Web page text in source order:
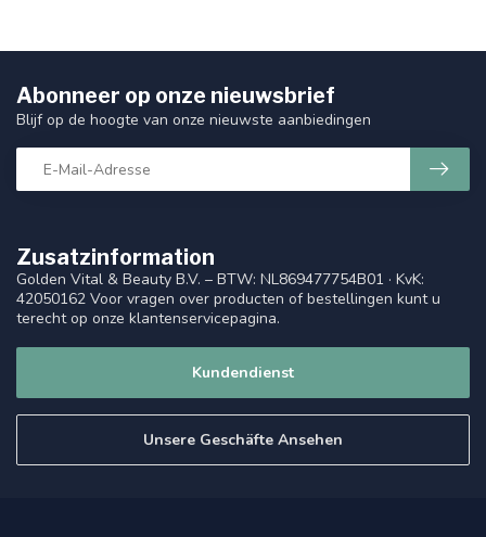
Zusatzinformation
Golden Vital & Beauty B.V. – BTW: NL869477754B01 · KvK:
42050162 Voor vragen over producten of bestellingen kunt u
terecht op onze klantenservicepagina.
Kundendienst
Unsere Geschäfte Ansehen
Abonneer op onze nieuwsbrief
Blijf op de hoogte van onze nieuwste aanbiedingen